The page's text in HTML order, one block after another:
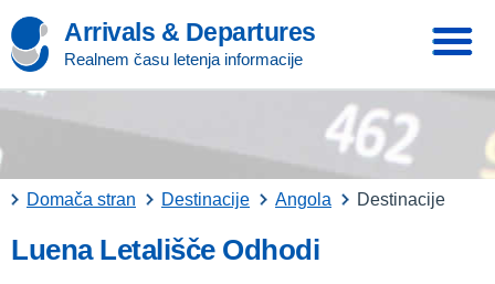
Arrivals & Departures
Realnem času letenja informacije
Domača stran Destinacije Angola Destinacije
Luena Letališče Odhodi